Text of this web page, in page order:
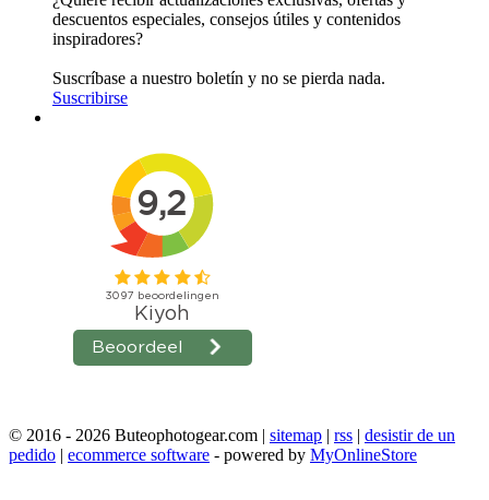
descuentos especiales, consejos útiles y contenidos
inspiradores?
Suscríbase a nuestro boletín y no se pierda nada.
Suscribirse
© 2016 - 2026 Buteophotogear.com | sitemap | rss | desistir de un
pedido | ecommerce software - powered by MyOnlineStore